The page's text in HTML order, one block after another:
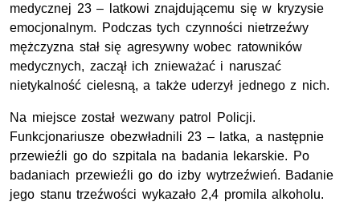
medycznej 23 – latkowi znajdującemu się w kryzysie
emocjonalnym. Podczas tych czynności nietrzeźwy
mężczyzna stał się agresywny wobec ratowników
medycznych, zaczął ich znieważać i naruszać
nietykalność cielesną, a także uderzył jednego z nich.
Na miejsce został wezwany patrol Policji.
Funkcjonariusze obezwładnili 23 – latka, a następnie
przewieźli go do szpitala na badania lekarskie. Po
badaniach przewieźli go do izby wytrzeźwień. Badanie
jego stanu trzeźwości wykazało 2,4 promila alkoholu.